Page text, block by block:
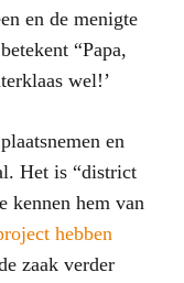
en de menigte
“Papa,
wel!’
en
Het is “district
kennen hem van
hebben
zaak verder